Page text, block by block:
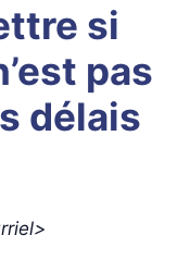
si
pas
délais